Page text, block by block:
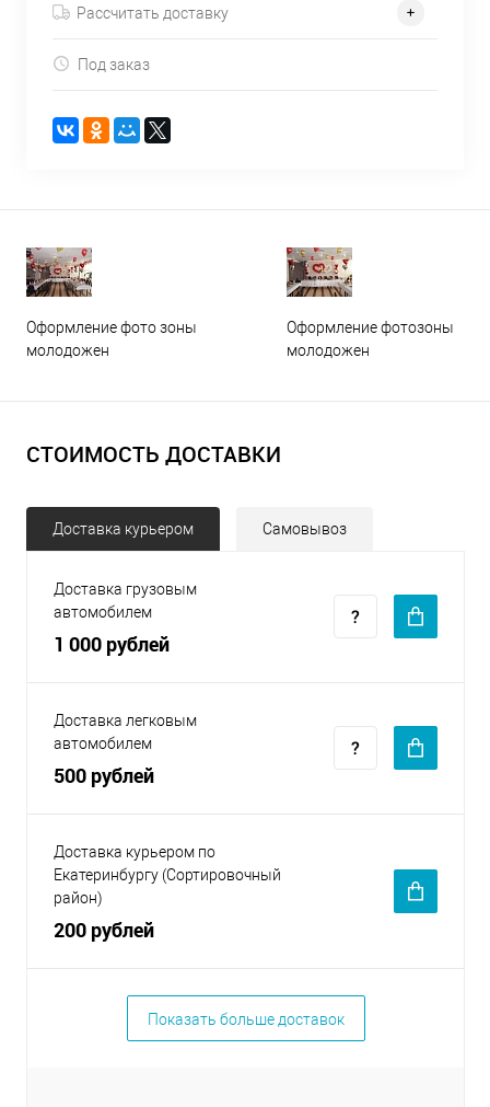
Рассчитать доставку
Под заказ
Оформление фото зоны
молодожен
Оформление фотозоны
молодожен
СТОИМОСТЬ ДОСТАВКИ
Доставка курьером Самовывоз
Доставка грузовым
автомобилем
1 000 рублей
Доставка легковым
автомобилем
500 рублей
Доставка курьером по
Екатеринбургу (Сортировочный
район)
200 рублей
Показать больше доставок